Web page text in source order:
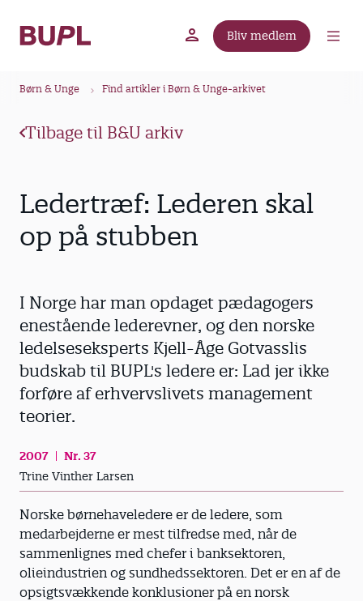
Bliv medlem
Børn & Unge Find artikler i Børn & Unge-arkivet
Tilbage til B&U arkiv
Ledertræf: Lederen skal
op på stubben
I Norge har man opdaget pædagogers
enestående lederevner, og den norske
ledelseseksperts Kjell-Åge Gotvasslis
budskab til BUPL's ledere er: Lad jer ikke
forføre af erhvervslivets management
teorier.
2007
Nr. 37
Trine Vinther Larsen
Norske børnehaveledere er de ledere, som
medarbejderne er mest tilfredse med, når de
sammenlignes med chefer i banksektoren,
olieindustrien og sundhedssektoren. Det er en af de
opsigtsvækkende konklusioner på en norsk